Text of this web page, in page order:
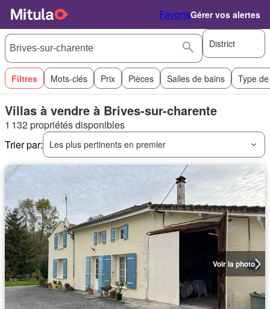
FavorisGérer vos alertes
District
Filtres Mots-clés Prix Pièces Salles de bains Type
Villas à vendre à Brives-sur-charente
1 132 propriétés disponibles
Trier par:
Les plus pertinents en premier
Voir la photo